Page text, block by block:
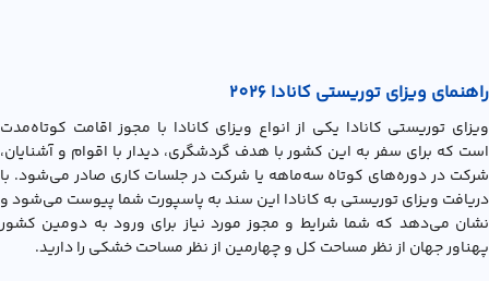
راهنمای ویزای توریستی کانادا 2026
ويزاي توريستي کانادا یکی از انواع ویزای کانادا با مجوز اقامت کوتاه‌مدت
است که برای سفر به این کشور با هدف گردشگری، دیدار با اقوام و آشنایان،
شرکت در دوره‌های کوتاه سه‌ماهه یا شرکت در جلسات کاری صادر می‌شود. با
دریافت ویزای توریستی به کانادا این سند به پاسپورت شما پیوست می‌شود و
نشان می‌دهد که شما شرایط و مجوز مورد نیاز برای ورود به دومین کشور
پهناور جهان از نظر مساحت کل و چهارمین از نظر مساحت خشکی را دارید.